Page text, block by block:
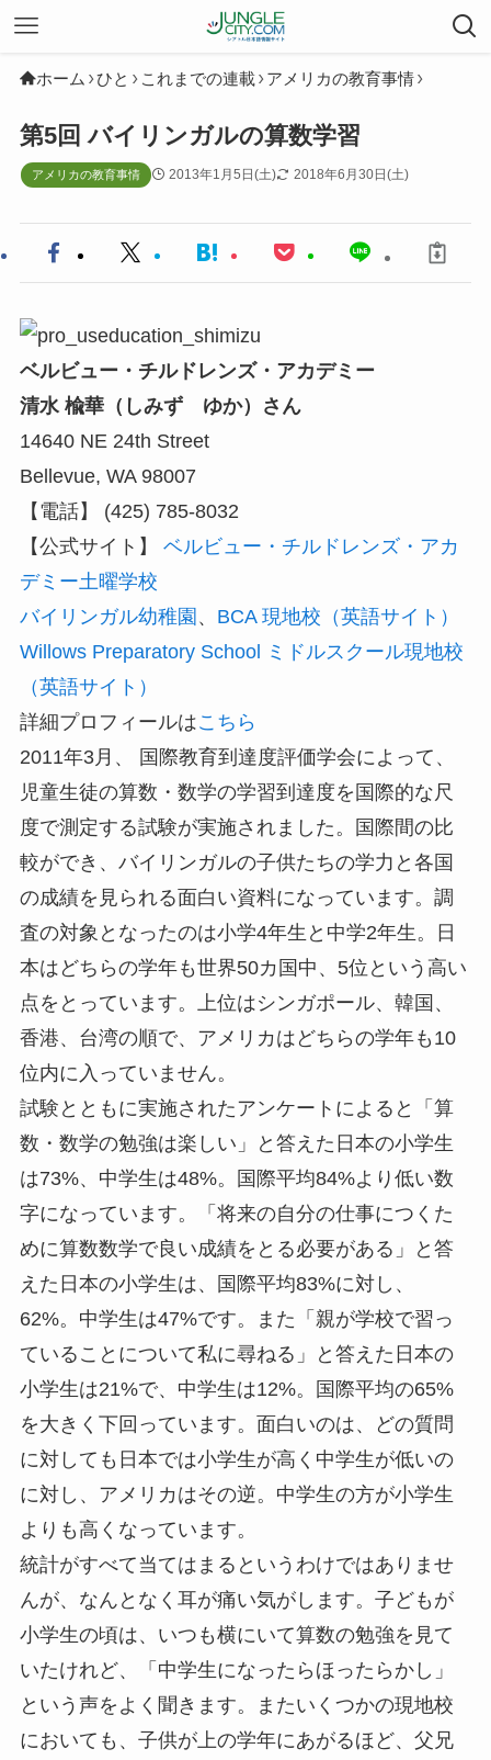
ホーム ひと これまでの連載 アメリカの教育事情
第5回 バイリンガルの算数学習
アメリカの教育事情 2013年1月5日(土) 2018年6月30日(土)
ベルビュー・チルドレンズ・アカデミー
清水 楡華（しみず ゆか）さん
14640 NE 24th Street
Bellevue, WA 98007
【電話】 (425) 785-8032
【公式サイト】 ベルビュー・チルドレンズ・アカ
デミー土曜学校
バイリンガル幼稚園 、 BCA 現地校（英語サイト）
Willows Preparatory School ミドルスクール現地校
（英語サイト）
詳細プロフィールはこちら
2011年3月、 国際教育到達度評価学会によって、
児童生徒の算数・数学の学習到達度を国際的な尺
度で測定する試験が実施されました。国際間の比
較ができ、バイリンガルの子供たちの学力と各国
の成績を見られる面白い資料になっています。調
査の対象となったのは小学4年生と中学2年生。日
本はどちらの学年も世界50カ国中、5位という高い
点をとっています。上位はシンガポール、韓国、
香港、台湾の順で、アメリカはどちらの学年も10
位内に入っていません。
試験とともに実施されたアンケートによると「算
数・数学の勉強は楽しい」と答えた日本の小学生
は73%、中学生は48%。国際平均84%より低い数
字になっています。「将来の自分の仕事につくた
めに算数数学で良い成績をとる必要がある」と答
えた日本の小学生は、国際平均83%に対し、
62%。中学生は47%です。また「親が学校で習っ
ていることについて私に尋ねる」と答えた日本の
小学生は21%で、中学生は12%。国際平均の65%
を大きく下回っています。面白いのは、どの質問
に対しても日本では小学生が高く中学生が低いの
に対し、アメリカはその逆。中学生の方が小学生
よりも高くなっています。
統計がすべて当てはまるというわけではありませ
んが、なんとなく耳が痛い気がします。子どもが
小学生の頃は、いつも横にいて算数の勉強を見て
いたけれど、「中学生になったらほったらかし」
という声をよく聞きます。またいくつかの現地校
においても、子供が上の学年にあがるほど、父兄